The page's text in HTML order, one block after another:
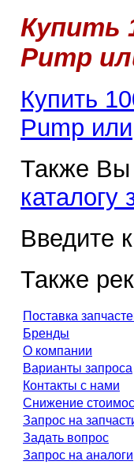
Купить
Pump
Купить
Pump или
Также Вы
каталогу
Введите
Также
Поставка
Бренды
О компании
Варианты запроса
Контакты с нами
Снижение
Запрос на
Задать вопрос
Запрос на аналоги